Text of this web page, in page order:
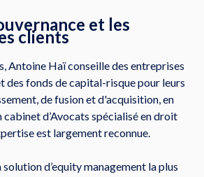
et les
clients
Antoine Haï conseille des entreprises
des fonds de capital-risque pour leurs
de fusion et d'acquisition, en
cabinet d’Avocats spécialisé en droit
est largement reconnue.
d’equity management la plus